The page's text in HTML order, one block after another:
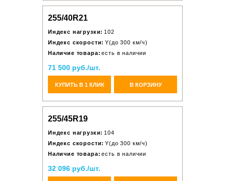
255/40R21
Индекс нагрузки: 102
Индекс скорости: Y(до 300 км/ч)
Наличие товара: есть в наличии
71 500 руб./шт.
КУПИТЬ В 1 КЛИК В КОРЗИНУ
255/45R19
Индекс нагрузки: 104
Индекс скорости: Y(до 300 км/ч)
Наличие товара: есть в наличии
32 096 руб./шт.